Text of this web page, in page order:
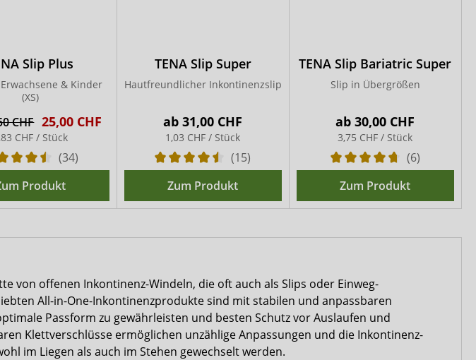
Slip Plus
& Kinder
(XS)
CHF 25,00 CHF
CHF / Stück
(34)
Produkt
TENA Slip Super
Hautfreundlicher Inkontinenzslip
ab31,00 CHF
1,03 CHF / Stück
(15)
Zum Produkt
TENA Slip Bariatric Super
Slip in Übergrößen
ab30,00 CHF
3,75 CHF / Stück
(6)
Zum Produkt
von offenen Inkontinenz-Windeln, die oft auch als Slips oder Einweg-
All-in-One-Inkontinenzprodukte sind mit stabilen und anpassbaren
Passform zu gewährleisten und besten Schutz vor Auslaufen und
Klettverschlüsse ermöglichen unzählige Anpassungen und die Inkontinenz-
im Liegen als auch im Stehen gewechselt werden.